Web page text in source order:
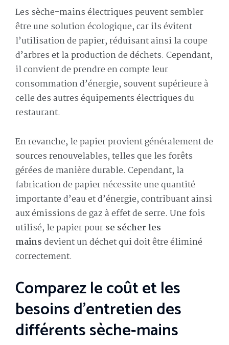
Les sèche-mains électriques peuvent sembler
être une solution écologique, car ils évitent
l’utilisation de papier, réduisant ainsi la coupe
d’arbres et la production de déchets. Cependant,
il convient de prendre en compte leur
consommation d’énergie, souvent supérieure à
celle des autres équipements électriques du
restaurant.
En revanche, le papier provient généralement de
sources renouvelables, telles que les forêts
gérées de manière durable. Cependant, la
fabrication de papier nécessite une quantité
importante d’eau et d’énergie, contribuant ainsi
aux émissions de gaz à effet de serre. Une fois
utilisé, le papier pourse sécher les
mainsdevient un déchet qui doit être éliminé
correctement.
Comparez le coût et les
besoins d’entretien des
différents sèche-mains